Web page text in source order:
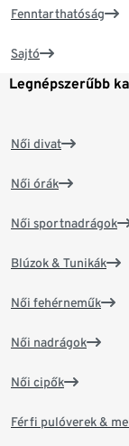
Fenntarthatóság
Sajtó
Legnépszerűbb
Női divat
Női órák
Női sportnadrágok
Blúzok & Tunikák
Női fehérneműk
Női nadrágok
Női cipők
Férfi pulóverek &